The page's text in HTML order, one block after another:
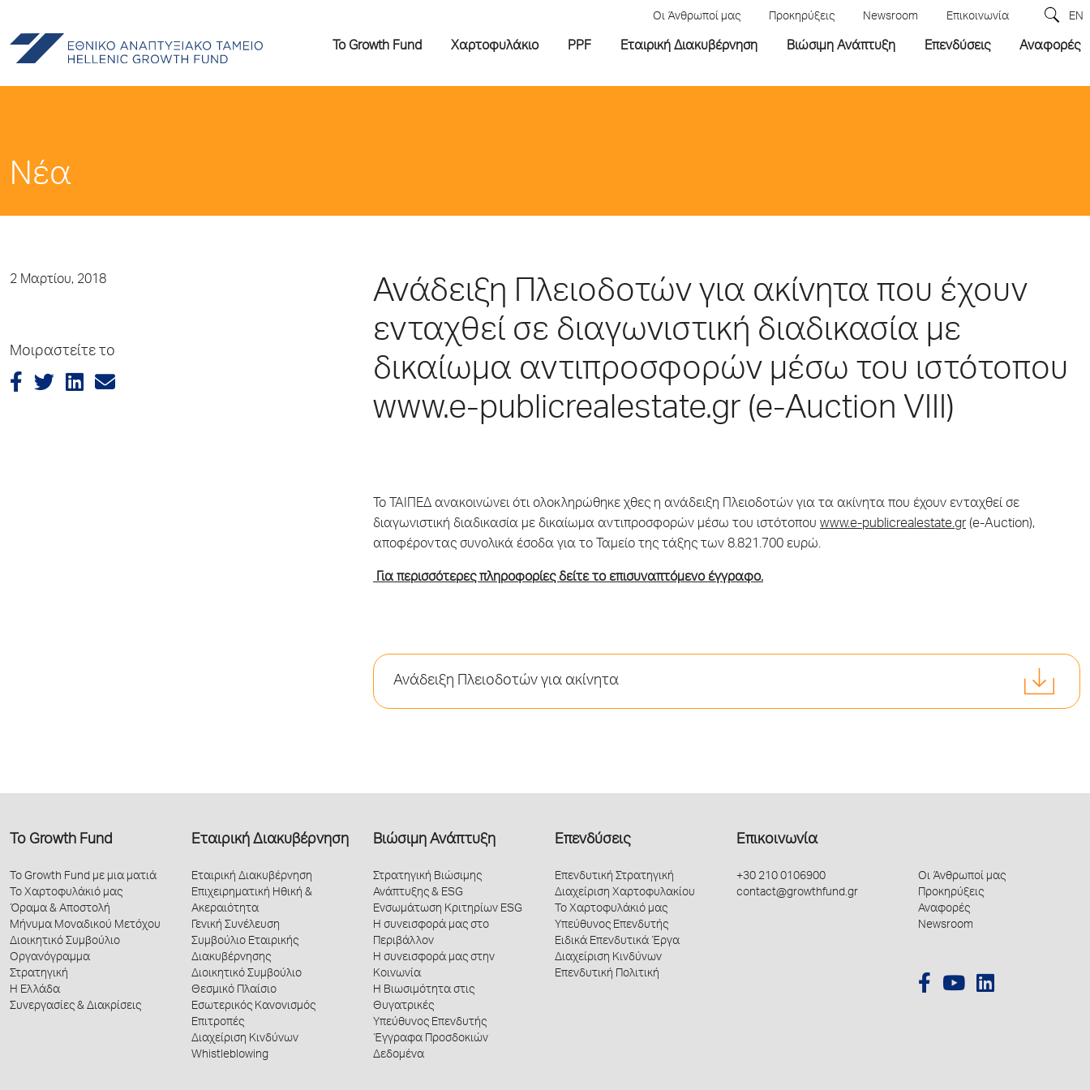
Οι Άνθρωποί μας Προκηρύξεις Newsroom Επικοινωνία EN
Το Growth Fund Χαρτοφυλάκιο PPF Εταιρική Διακυβέρνηση Βιώσιμη Ανάπτυξη Επενδύσεις Αναφορές
Νέα
2 Μαρτίου, 2018
Μοιραστείτε το
Ανάδειξη Πλειοδοτών για ακίνητα που έχουν
ενταχθεί σε διαγωνιστική διαδικασία με
δικαίωμα αντιπροσφορών μέσω του ιστότοπου
www.e-publicrealestate.gr (e-Auction VIII)
Το ΤΑΙΠΕΔ ανακοινώνει ότι ολοκληρώθηκε χθες η ανάδειξη Πλειοδοτών για τα ακίνητα που έχουν ενταχθεί σε
διαγωνιστική διαδικασία με δικαίωμα αντιπροσφορών μέσω του ιστότοπου www.e-publicrealestate.gr(e-Auction),
αποφέροντας συνολικά έσοδα για το Ταμείο της τάξης των 8.821.700 ευρώ.
Για περισσότερες πληροφορίες δείτε το επισυναπτόμενο έγγραφο.
Ανάδειξη Πλειοδοτών για ακίνητα
Το Growth Fund
Το Growth Fund με μια ματιά
Το Χαρτοφυλάκιό μας
Όραμα & Αποστολή
Μήνυμα Μοναδικού Μετόχου
Διοικητικό Συμβούλιο
Οργανόγραμμα
Στρατηγική
Η Ελλάδα
Συνεργασίες & Διακρίσεις
Εταιρική Διακυβέρνηση
Εταιρική Διακυβέρνηση
Επιχειρηματική Ηθική &
Ακεραιότητα
Γενική Συνέλευση
Συμβούλιο Εταιρικής
Διακυβέρνησης
Διοικητικό Συμβούλιο
Θεσμικό Πλαίσιο
Εσωτερικός Κανονισμός
Επιτροπές
Διαχείριση Κινδύνων
Whistleblowing
Βιώσιμη Ανάπτυξη
Στρατηγική Βιώσιμης
Ανάπτυξης & ESG
Ενσωμάτωση Κριτηρίων ESG
Η συνεισφορά μας στο
Περιβάλλον
Η συνεισφορά μας στην
Κοινωνία
Η Βιωσιμότητα στις
Θυγατρικές
Υπεύθυνος Επενδυτής
Έγγραφα Προσδοκιών
Δεδομένα
Επενδύσεις
Επενδυτική Στρατηγική
Διαχείριση Χαρτοφυλακίου
Το Χαρτοφυλάκιό μας
Υπεύθυνος Επενδυτής
Ειδικά Επενδυτικά Έργα
Διαχείριση Κινδύνων
Επενδυτική Πολιτική
Επικοινωνία
+30 210 0106900
contact@growthfund.gr
Οι Άνθρωποί μας
Προκηρύξεις
Αναφορές
Newsroom